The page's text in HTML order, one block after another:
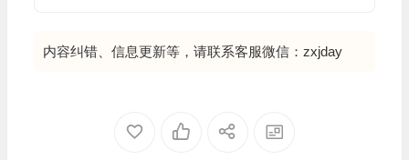
内容纠错、信息更新等，请联系客服微信：zxjday